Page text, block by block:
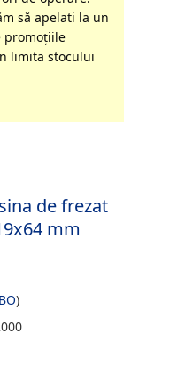
să apelati la un
promoţiile
limita stocului
de frezat
mm
)